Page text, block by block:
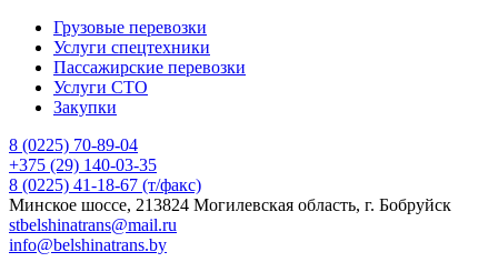
Грузовые перевозки
Услуги спецтехники
Пассажирские перевозки
Услуги СТО
Закупки
8 (0225) 70-89-04
+375 (29) 140-03-35
8 (0225) 41-18-67 (т/факс)
Минское шоссе, 213824 Могилевская область, г. Бобруйск
stbelshinatrans@mail.ru
info@belshinatrans.by